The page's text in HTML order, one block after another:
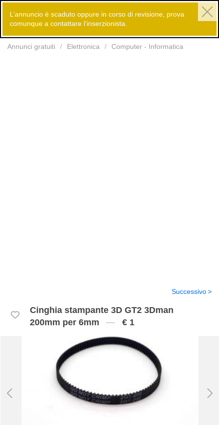
Annunci gratuiti Elettronica Computer - Informatica
L’annuncio è scaduto oppure in corso di revisione, prova
comunque a contattare l’inserzionista.
Cinghia stampante 3D GT2 3Dman
200mm per 6mm
€ 1
Successivo